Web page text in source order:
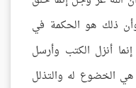
ذلك هو الحكمة في
أنزل الكتب وأرسل
هي الخضوع له والتذلل